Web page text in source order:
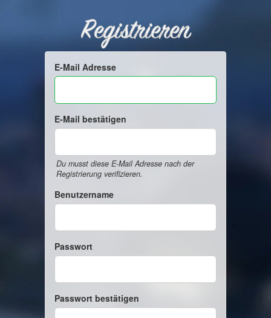
Registrieren
E-Mail Adresse
E-Mail bestätigen
Du musst diese E-Mail Adresse nach der
Registrierung verifizieren.
Benutzername
Passwort
Passwort bestätigen